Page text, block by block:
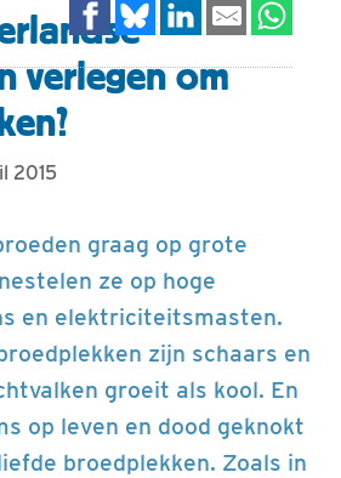
verlegen om
2015
graag op grote
ze op hoge
en elektriciteitsmasten.
zijn schaars en
groeit als kool. En
op leven en dood geknokt
broedplekken. Zoals in